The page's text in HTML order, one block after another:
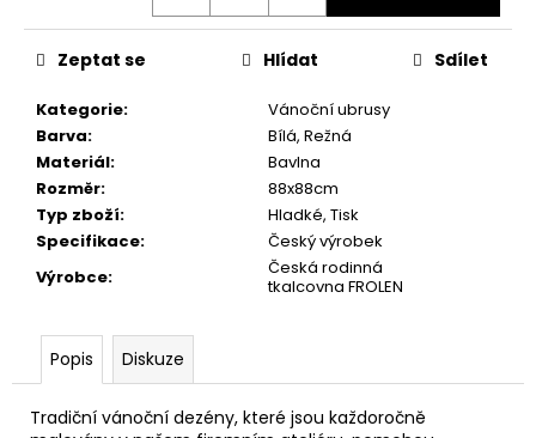
Kategorie:
Vánoční ubrusy
Barva:
Bílá, Režná
Materiál:
Bavlna
Rozměr:
88x88cm
Typ zboží:
Hladké, Tisk
Specifikace:
Český výrobek
Výrobce:
Česká rodinná
tkalcovna FROLEN
Zeptat se Hlídat Sdílet
Popis Diskuze
Tradiční vánoční dezény, které jsou každoročně
j
e
e
UTĚRKA
GLOSS
50X70
MODRÁ/BÍLÉ
PROUŽKY
100%LEN
Kč